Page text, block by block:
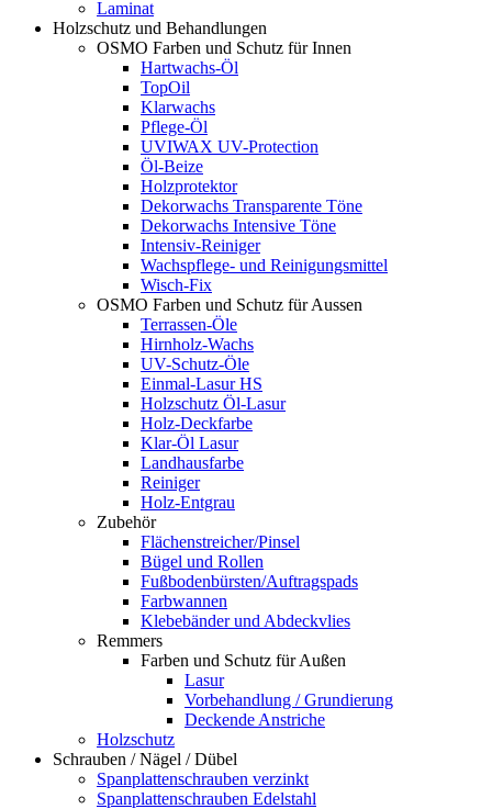
Laminat
Holzschutz und Behandlungen
OSMO Farben und Schutz für Innen
Hartwachs-Öl
TopOil
Klarwachs
Pflege-Öl
UVIWAX UV-Protection
Öl-Beize
Holzprotektor
Dekorwachs Transparente Töne
Dekorwachs Intensive Töne
Intensiv-Reiniger
Wachspflege- und Reinigungsmittel
Wisch-Fix
OSMO Farben und Schutz für Aussen
Terrassen-Öle
Hirnholz-Wachs
UV-Schutz-Öle
Einmal-Lasur HS
Holzschutz Öl-Lasur
Holz-Deckfarbe
Klar-Öl Lasur
Landhausfarbe
Reiniger
Holz-Entgrau
Zubehör
Flächenstreicher/Pinsel
Bügel und Rollen
Fußbodenbürsten/Auftragspads
Farbwannen
Klebebänder und Abdeckvlies
Remmers
Farben und Schutz für Außen
Lasur
Vorbehandlung / Grundierung
Deckende Anstriche
Holzschutz
Schrauben / Nägel / Dübel
Spanplattenschrauben verzinkt
Spanplattenschrauben Edelstahl